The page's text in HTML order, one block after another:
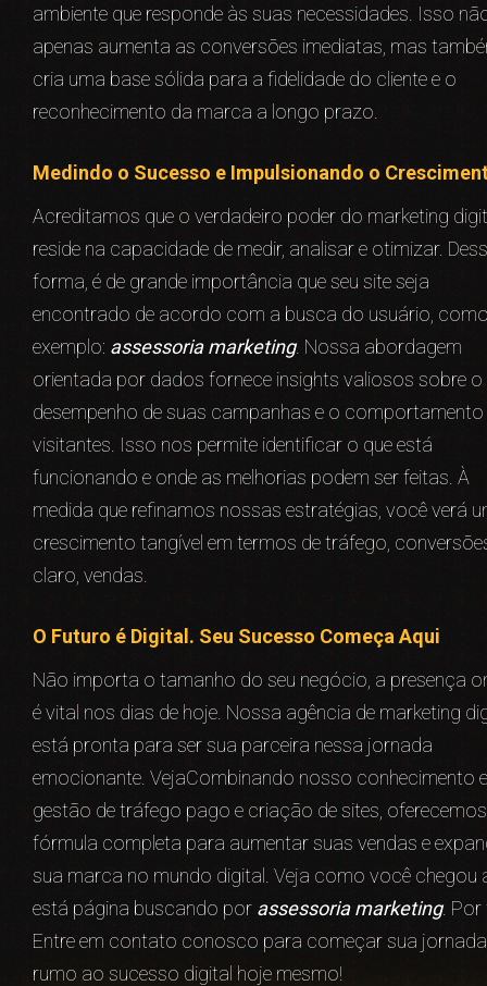
ambiente que responde às suas necessidades. Isso
apenas aumenta as conversões imediatas, mas
cria uma base sólida para a fidelidade do cliente e o
reconhecimento da marca a longo prazo.
Medindo o Sucesso e Impulsionando o
Acreditamos que o verdadeiro poder do marketing
reside na capacidade de medir, analisar e otimizar.
forma, é de grande importância que seu site seja
encontrado de acordo com a busca do usuário,
exemplo: assessoria marketing. Nossa abordagem
orientada por dados fornece insights valiosos sobre o
desempenho de suas campanhas e o
visitantes. Isso nos permite identificar o que está
funcionando e onde as melhorias podem ser feitas. À
medida que refinamos nossas estratégias, você verá
crescimento tangível em termos de tráfego,
claro, vendas.
O Futuro é Digital. Seu Sucesso Começa Aqui
Não importa o tamanho do seu negócio, a presença
é vital nos dias de hoje. Nossa agência de marketing
está pronta para ser sua parceira nessa jornada
emocionante. VejaCombinando nosso conhecimento
gestão de tráfego pago e criação de sites,
fórmula completa para aumentar suas vendas e
sua marca no mundo digital. Veja como você chegou
está página buscando por assessoria marketing. Por
Entre em contato conosco para começar sua jornada
rumo ao sucesso digital hoje mesmo!